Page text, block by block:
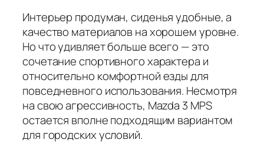
Интерьер продуман, сиденья удобные, а
качество материалов на хорошем уровне.
Но что удивляет больше всего — это
сочетание спортивного характера и
относительно комфортной езды для
повседневного использования. Несмотря
на свою агрессивность, Mazda 3 MPS
остается вполне подходящим вариантом
для городских условий.